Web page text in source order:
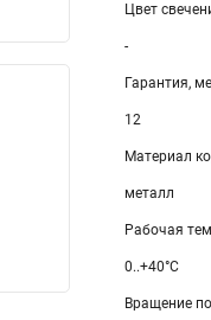
Цвет
-
Гарантия,
12
Материал
металл
Рабочая
0..+40°C
Вращение